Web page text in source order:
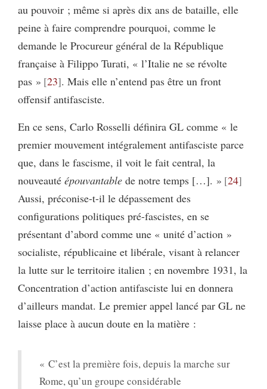
au pouvoir ; même si après dix ans de bataille, elle
peine à faire comprendre pourquoi, comme le
demande le Procureur général de la République
française à Filippo Turati, « l’Italie ne se révolte
pas » 23 . Mais elle n’entend pas être un front
offensif antifasciste.
En ce sens, Carlo Rosselli définira GL comme « le
premier mouvement intégralement antifasciste parce
que, dans le fascisme, il voit le fait central, la
nouveauté épouvantable de notre temps […]. » 24
Aussi, préconise-t-il le dépassement des
configurations politiques pré-fascistes, en se
présentant d’abord comme une « unité d’action »
socialiste, républicaine et libérale, visant à relancer
la lutte sur le territoire italien ; en novembre 1931, la
Concentration d’action antifasciste lui en donnera
d’ailleurs mandat. Le premier appel lancé par GL ne
laisse place à aucun doute en la matière :
« C’est la première fois, depuis la marche sur
Rome, qu’un groupe considérable